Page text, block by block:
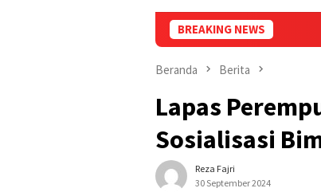
BREAKING NEWS
Tunjukkan Strategi
Beranda Berita
Lapas
Sosialisasi
Reza Fajri
30 September 2024